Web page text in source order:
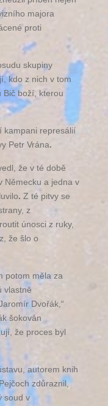
majora
proti
skupiny
kdo z nich v tom
Bič boží, kterou
kampani represálií
Petr Vrána.
že v té době
Německu a jedna v
. Z té pitvy se
z
únosci z ruky,
že šlo o
potom měla za
vlastně
Dvořák,“
šokován
že proces byl
autorem knih
zdůraznil,
soud v